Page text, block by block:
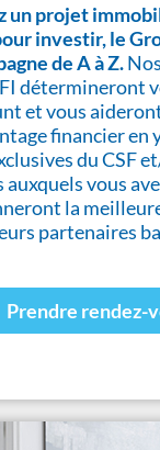
un projet
investir, le
de A à Z.
détermineront
et vous
financier en
du CSF
auxquels vous
la
partenaires
Prendre rendez-